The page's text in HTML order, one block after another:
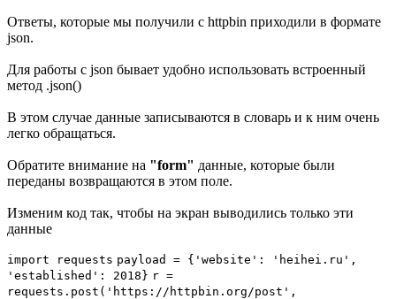
Ответы, которые мы получили с httpbin приходили в формате
json.
Для работы c json бывает удобно использовать встроенный
метод .json()
В этом случае данные записываются в словарь и к ним очень
легко обращаться.
Обратите внимание на "form" данные, которые были
переданы возвращаются в этом поле.
Изменим код так, чтобы на экран выводились только эти
данные
import requests payload = {'website': 'heihei.ru',
'established': 2018} r =
requests. post ('https://httpbin.org/post',